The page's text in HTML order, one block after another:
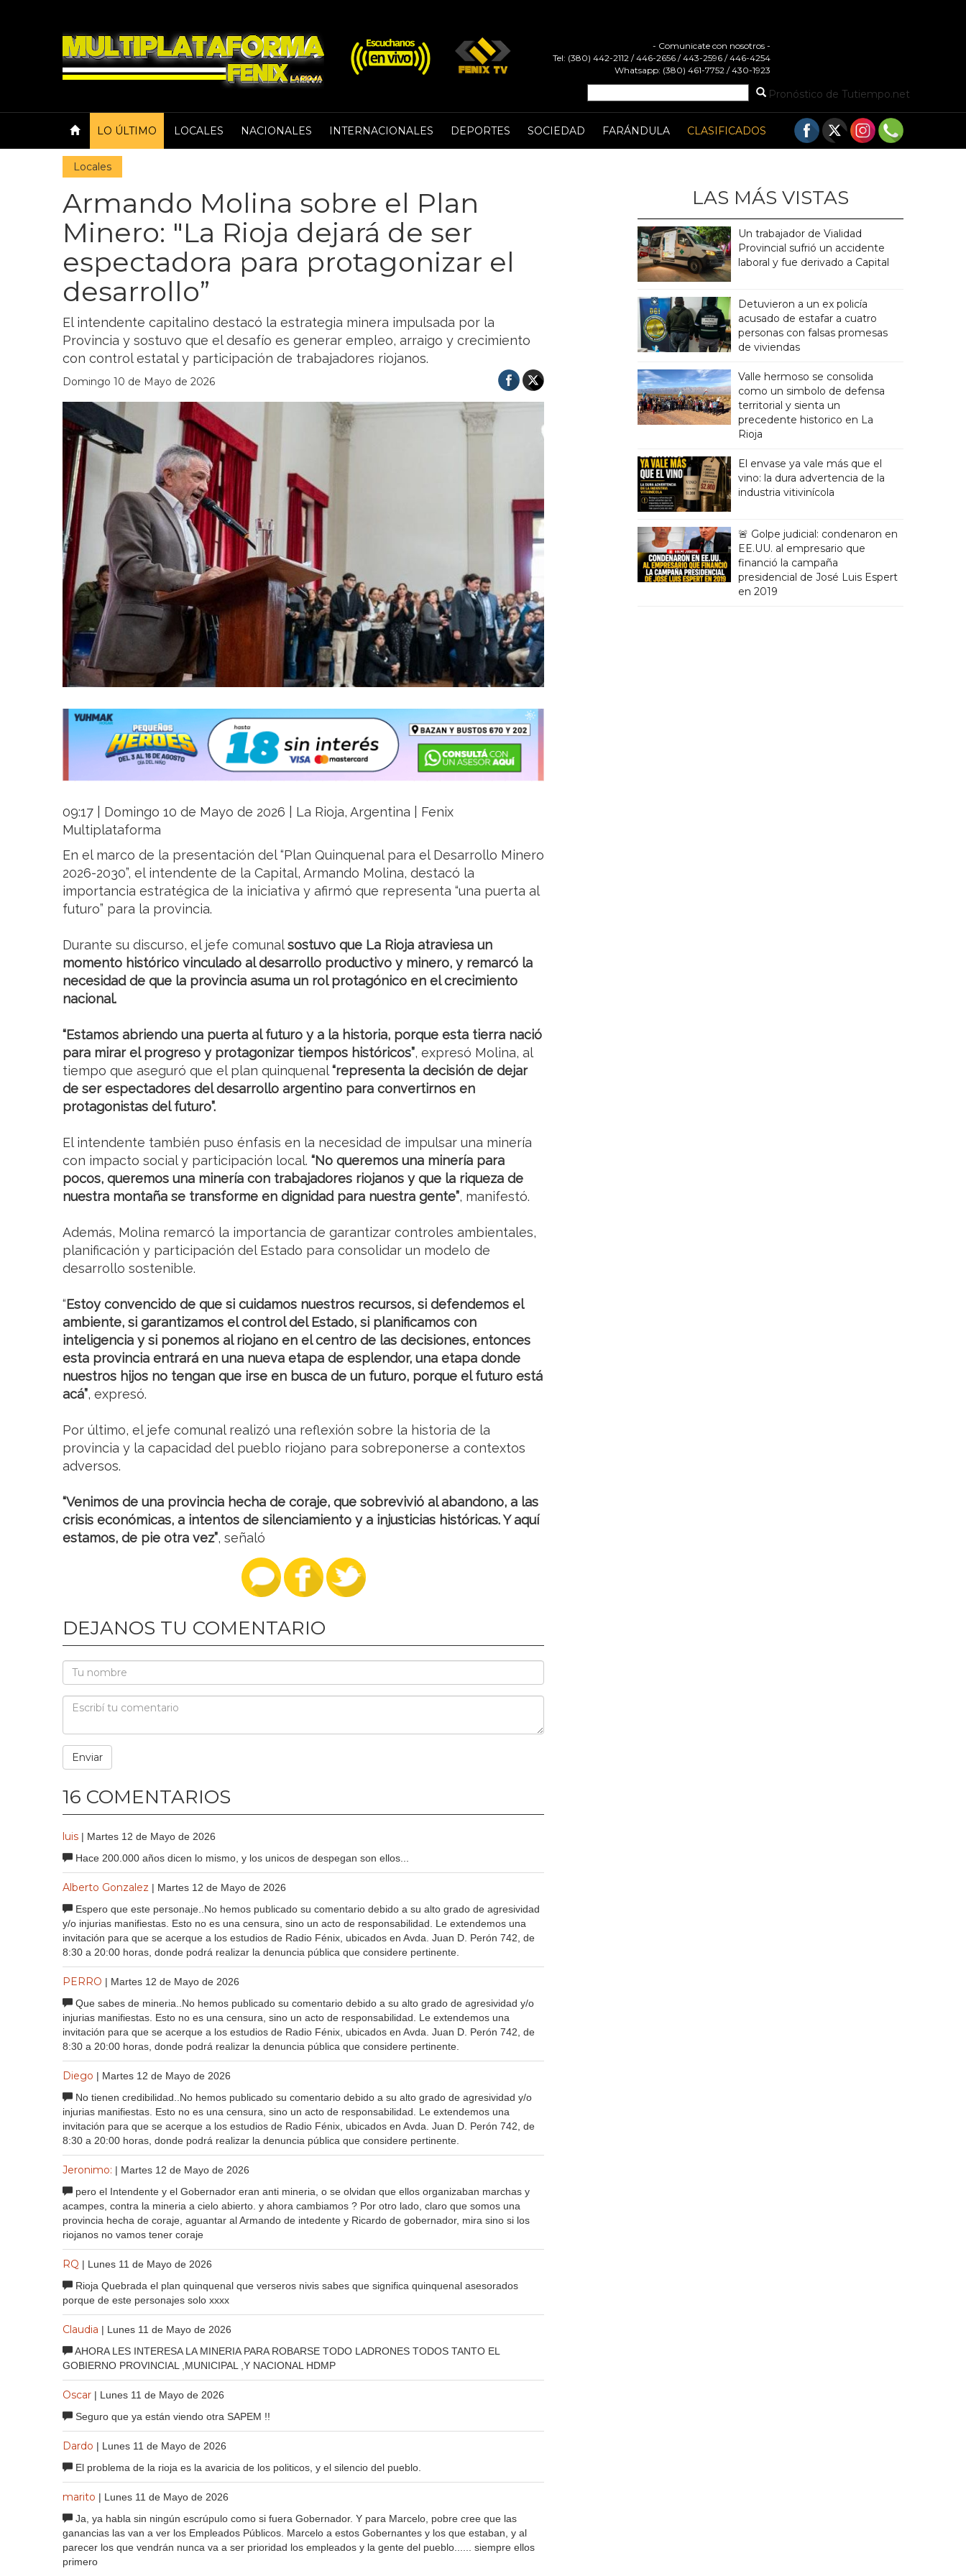
- Comunicate con nosotros -
Tel: (380) 442-2112 / 446-2656 / 443-2596 / 446-4254
Whatsapp: (380) 461-7752 / 430-1923
Pronóstico de Tutiempo.net
LO ÚLTIMO LOCALES NACIONALES INTERNACIONALES DEPORTES SOCIEDAD FARÁNDULA CLASIFICADOS
Locales
Armando Molina sobre el Plan
Minero: "La Rioja dejará de ser
espectadora para protagonizar el
desarrollo”
El intendente capitalino destacó la estrategia minera impulsada por la
Provincia y sostuvo que el desafío es generar empleo, arraigo y crecimiento
con control estatal y participación de trabajadores riojanos.
Domingo 10 de Mayo de 2026
09:17 | Domingo 10 de Mayo de 2026 | La Rioja, Argentina | Fenix
Multiplataforma
En el marco de la presentación del “Plan Quinquenal para el Desarrollo Minero
2026-2030”, el intendente de la Capital, Armando Molina, destacó la
importancia estratégica de la iniciativa y afirmó que representa “una puerta al
futuro” para la provincia.
Durante su discurso, el jefe comunalsostuvo que La Rioja atraviesa un
momento histórico vinculado al desarrollo productivo y minero, y remarcó la
necesidad de que la provincia asuma un rol protagónico en el crecimiento
nacional.
“Estamos abriendo una puerta al futuro y a la historia, porque esta tierra nació
para mirar el progreso y protagonizar tiempos históricos”, expresó Molina, al
tiempo que aseguró que el plan quinquenal“representa la decisión de dejar
de ser espectadores del desarrollo argentino para convertirnos en
protagonistas del futuro”.
El intendente también puso énfasis en la necesidad de impulsar una minería
con impacto social y participación local. “No queremos una minería para
pocos, queremos una minería con trabajadores riojanos y que la riqueza de
nuestra montaña se transforme en dignidad para nuestra gente”, manifestó.
Además, Molina remarcó la importancia de garantizar controles ambientales,
planificación y participación del Estado para consolidar un modelo de
desarrollo sostenible.
“Estoy convencido de que si cuidamos nuestros recursos, si defendemos el
ambiente, si garantizamos el control del Estado, si planificamos con
inteligencia y si ponemos al riojano en el centro de las decisiones, entonces
esta provincia entrará en una nueva etapa de esplendor, una etapa donde
nuestros hijos no tengan que irse en busca de un futuro, porque el futuro está
acá”, expresó.
Por último, el jefe comunal realizó una reflexión sobre la historia de la
provincia y la capacidad del pueblo riojano para sobreponerse a contextos
adversos.
“Venimos de una provincia hecha de coraje, que sobrevivió al abandono, a las
crisis económicas, a intentos de silenciamiento y a injusticias históricas. Y aquí
estamos, de pie otra vez”, señaló
DEJANOS TU COMENTARIO
16 COMENTARIOS
luis | Martes 12 de Mayo de 2026
Hace 200.000 años dicen lo mismo, y los unicos de despegan son ellos...
Alberto Gonzalez | Martes 12 de Mayo de 2026
Espero que este personaje..No hemos publicado su comentario debido a su alto grado de agresividad
y/o injurias manifiestas. Esto no es una censura, sino un acto de responsabilidad. Le extendemos una
invitación para que se acerque a los estudios de Radio Fénix, ubicados en Avda. Juan D. Perón 742, de
8:30 a 20:00 horas, donde podrá realizar la denuncia pública que considere pertinente.
PERRO | Martes 12 de Mayo de 2026
Que sabes de mineria..No hemos publicado su comentario debido a su alto grado de agresividad y/o
injurias manifiestas. Esto no es una censura, sino un acto de responsabilidad. Le extendemos una
invitación para que se acerque a los estudios de Radio Fénix, ubicados en Avda. Juan D. Perón 742, de
8:30 a 20:00 horas, donde podrá realizar la denuncia pública que considere pertinente.
Diego | Martes 12 de Mayo de 2026
No tienen credibilidad..No hemos publicado su comentario debido a su alto grado de agresividad y/o
injurias manifiestas. Esto no es una censura, sino un acto de responsabilidad. Le extendemos una
invitación para que se acerque a los estudios de Radio Fénix, ubicados en Avda. Juan D. Perón 742, de
8:30 a 20:00 horas, donde podrá realizar la denuncia pública que considere pertinente.
Jeronimo: | Martes 12 de Mayo de 2026
pero el Intendente y el Gobernador eran anti mineria, o se olvidan que ellos organizaban marchas y
acampes, contra la mineria a cielo abierto. y ahora cambiamos ? Por otro lado, claro que somos una
provincia hecha de coraje, aguantar al Armando de intedente y Ricardo de gobernador, mira sino si los
riojanos no vamos tener coraje
RQ | Lunes 11 de Mayo de 2026
Rioja Quebrada el plan quinquenal que verseros nivis sabes que significa quinquenal asesorados
porque de este personajes solo xxxx
Claudia | Lunes 11 de Mayo de 2026
AHORA LES INTERESA LA MINERIA PARA ROBARSE TODO LADRONES TODOS TANTO EL
GOBIERNO PROVINCIAL ,MUNICIPAL ,Y NACIONAL HDMP
Oscar | Lunes 11 de Mayo de 2026
Seguro que ya están viendo otra SAPEM !!
Dardo | Lunes 11 de Mayo de 2026
El problema de la rioja es la avaricia de los politicos, y el silencio del pueblo.
marito | Lunes 11 de Mayo de 2026
Ja, ya habla sin ningún escrúpulo como si fuera Gobernador. Y para Marcelo, pobre cree que las
ganancias las van a ver los Empleados Públicos. Marcelo a estos Gobernantes y los que estaban, y al
parecer los que vendrán nunca va a ser prioridad los empleados y la gente del pueblo...... siempre ellos
primero
LAS MÁS VISTAS
Un trabajador de Vialidad
Provincial sufrió un accidente
laboral y fue derivado a Capital
Detuvieron a un ex policía
acusado de estafar a cuatro
personas con falsas promesas
de viviendas
Valle hermoso se consolida
como un simbolo de defensa
territorial y sienta un
precedente historico en La
Rioja
El envase ya vale más que el
vino: la dura advertencia de la
industria vitivinícola
🚨 Golpe judicial: condenaron en
EE.UU. al empresario que
financió la campaña
presidencial de José Luis Espert
en 2019